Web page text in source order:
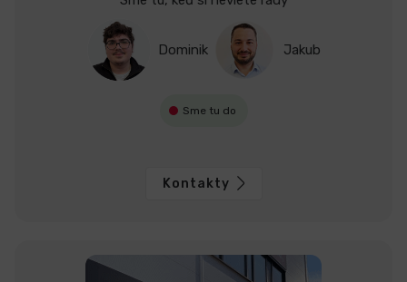
Dominik Jakub
Sme tu do
Kontakty